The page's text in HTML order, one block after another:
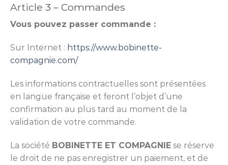
Article 3 – Commandes
Vous pouvez passer commande :
Sur Internet : https://www.bobinette-
compagnie.com/
Les informations contractuelles sont présentées
en langue française et feront l’objet d’une
confirmation au plus tard au moment de la
validation de votre commande.
La société BOBINETTE ET COMPAGNIE se réserve
le droit de ne pas enregistrer un paiement, et de